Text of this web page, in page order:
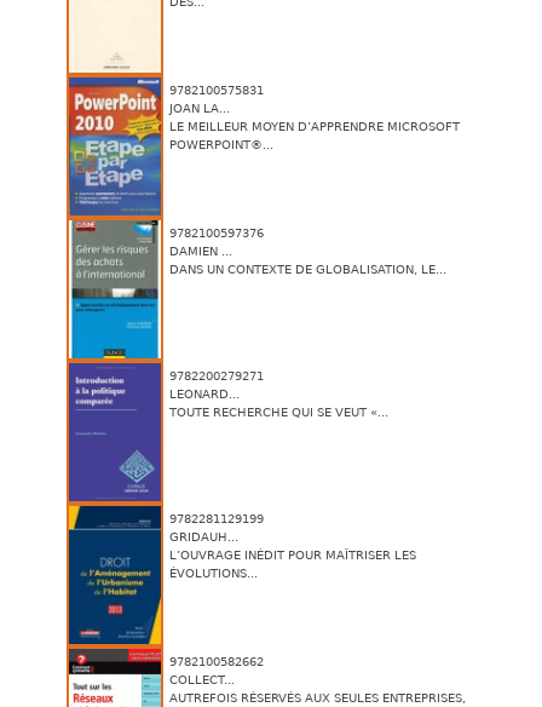
9782100575831
JOAN LA...
LE MEILLEUR MOYEN D’APPRENDRE MICROSOFT
POWERPOINT®...
9782100597376
DAMIEN ...
DANS UN CONTEXTE DE GLOBALISATION, LE...
9782200279271
LEONARD...
TOUTE RECHERCHE QUI SE VEUT «...
9782281129199
GRIDAUH...
L’OUVRAGE INÉDIT POUR MAÎTRISER LES
ÉVOLUTIONS...
9782100582662
COLLECT...
AUTREFOIS RÉSERVÉS AUX SEULES ENTREPRISES,